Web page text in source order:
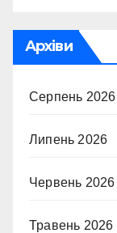
Архіви
Серпень 2026
Липень 2026
Червень 2026
Травень 2026